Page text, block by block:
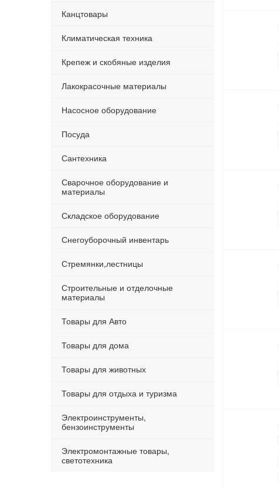
Канцтовары
Климатическая техника
Крепеж и скобяные изделия
Лакокрасочные материалы
Насосное оборудование
Посуда
Сантехника
Сварочное оборудование и
материалы
Складское оборудование
Снегоуборочный инвентарь
Стремянки,лестницы
Строительные и отделочные
материалы
Товары для Авто
Товары для дома
Товары для животных
Товары для отдыха и туризма
Электроинструменты,
бензоинструменты
Электромонтажные товары,
светотехника